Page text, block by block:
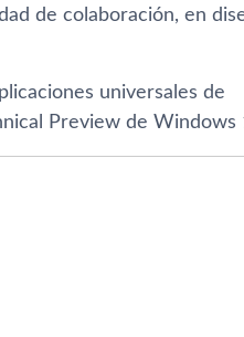
de colaboración, en
universales de
Preview de Windows